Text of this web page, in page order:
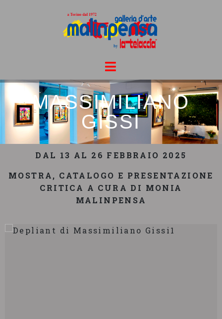
MASSIMILIANO
GISSI
DAL 13 AL 26 FEBBRAIO 2025
MOSTRA, CATALOGO E PRESENTAZIONE
CRITICA A CURA DI MONIA
MALINPENSA